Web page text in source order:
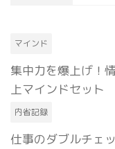
マインド
集中力を爆上げ！
上マインドセット
内省記録
仕事のダブルチェ